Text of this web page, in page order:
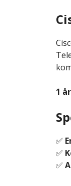
1
✅
✅
✅